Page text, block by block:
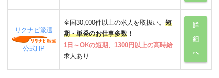
リクナビ派遣
公式HP
全国30,000件以上の求人を取扱い。 短
期・単発のお仕事多数 ！
1日～OKの短期、1300円以上の高時給
求人あり
詳
細
へ